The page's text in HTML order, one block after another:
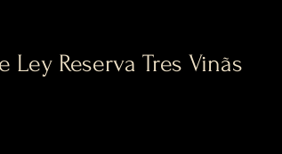
Ley Reserva Tres Vinãs